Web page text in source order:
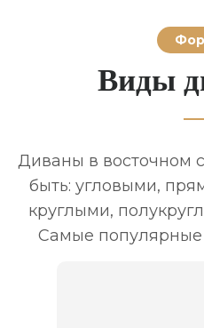
Виды
Диваны в восточном
быть: угловыми,
круглыми,
Самые